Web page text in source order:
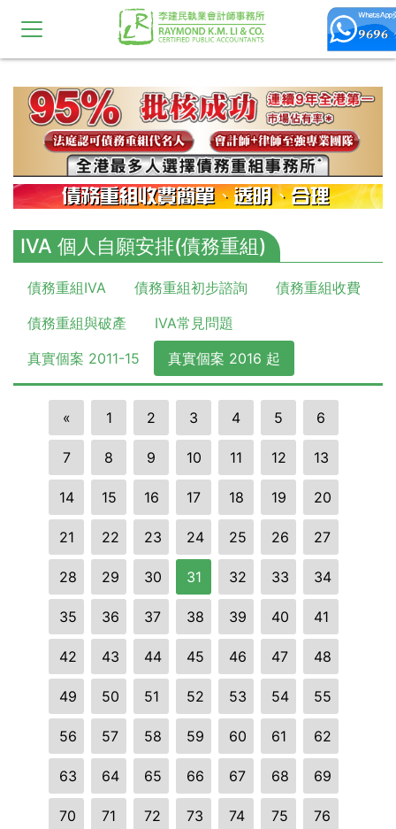
10,11,12,13,14,15,16,17,18,19,20
IVA 個人自願安排(債務重組)
債務重組IVA 債務重組初步諮詢
債務重組收費
債務重組與破產
IVA常見問題
真實個案 2011-15
真實個案 2016 起
« 1 2 3 4 5 6
7 8 9 10 11 12 13
14 15 16 17 18 19 20
21 22 23 24 25 26 27
28 29 30 31 32 33 34
35 36 37 38 39 40 41
42 43 44 45 46 47 48
49 50 51 52 53 54 55
56 57 58 59 60 61 62
63 64 65 66 67 68 69
70 71 72 73 74 75 76